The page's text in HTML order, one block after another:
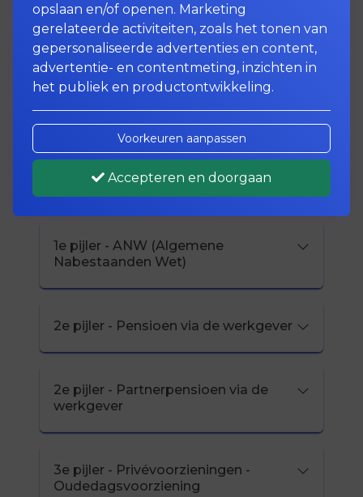
Ik ben een werknemer in
loondienst. Wat is voor mij
van belang?
Ouderdoms Wet)
1e pijler - ANW (Algemene
Nabestaanden Wet)
2e pijler - Pensioen via de werkgever
2e pijler - Partnerpensioen via de
werkgever
3e pijler - Privévoorzieningen -
Oudedagsvoorziening
opslaan en/of openen. Marketing
gerelateerde activiteiten, zoals het tonen van
gepersonaliseerde advertenties en content,
advertentie- en contentmeting, inzichten in
het publiek en productontwikkeling.
Voorkeuren aanpassen
Accepteren en doorgaan